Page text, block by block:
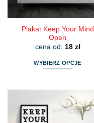
produktu
Plakat Keep Your Mind
Open
cena od: 18 zł
WYBIERZ OPCJE
wiele
wariantów.